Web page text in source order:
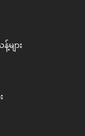
ျား